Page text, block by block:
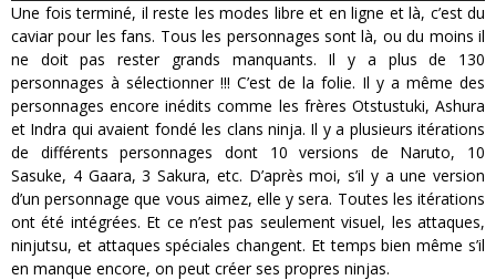
Une fois terminé, il reste les modes libre et en ligne et là, c’est du
caviar pour les fans. Tous les personnages sont là, ou du moins il
ne doit pas rester grands manquants. Il y a plus de 130
personnages à sélectionner !!! C’est de la folie. Il y a même des
personnages encore inédits comme les frères Otstustuki, Ashura
et Indra qui avaient fondé les clans ninja. Il y a plusieurs itérations
de différents personnages dont 10 versions de Naruto, 10
Sasuke, 4 Gaara, 3 Sakura, etc. D’après moi, s’il y a une version
d’un personnage que vous aimez, elle y sera. Toutes les itérations
ont été intégrées. Et ce n’est pas seulement visuel, les attaques,
ninjutsu, et attaques spéciales changent. Et temps bien même s’il
en manque encore, on peut créer ses propres ninjas.